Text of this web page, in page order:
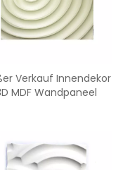
Verkauf Innendekor
MDF Wandpaneel